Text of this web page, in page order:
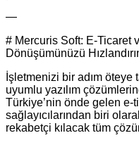
—
# Mercuris Soft: E‑Ticaret
Dönüşümünüzü
İşletmenizi bir adım
uyumlu yazılım
Türkiye’nin önde gelen
sağlayıcılarından biri
rekabetçi kılacak tüm